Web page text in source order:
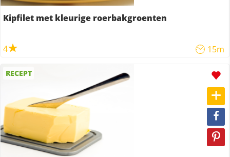
Kipfilet met kleurige roerbakgroenten
4 15m
RECEPT